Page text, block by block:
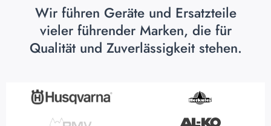
Wir führen Geräte und Ersatzteile
vieler führender Marken, die für
Qualität und Zuverlässigkeit stehen.